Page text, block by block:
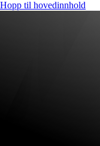
Hopp til hovedinnhold